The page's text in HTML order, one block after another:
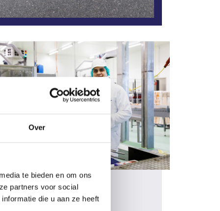
Over
te bieden en om ons
partners voor social
die u aan ze heeft